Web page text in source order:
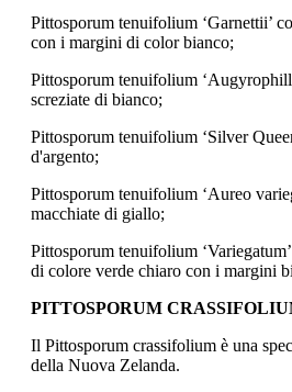
Pittosporum tenuifolium ‘Garnettii’
con i margini di color bianco;
Pittosporum tenuifolium
screziate di bianco;
Pittosporum tenuifolium ‘Silver
d'argento;
Pittosporum tenuifolium ‘Aureo
macchiate di giallo;
Pittosporum tenuifolium
di colore verde chiaro con i margini
PITTOSPORUM
Il Pittosporum crassifolium è una
della Nuova Zelanda.